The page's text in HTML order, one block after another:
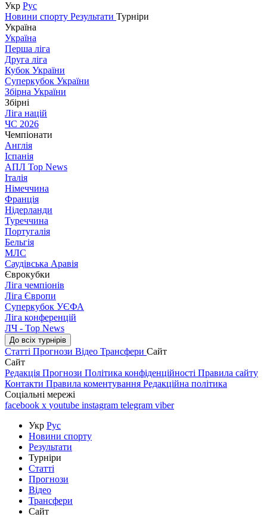
Укр Рус
Новини спорту Результати Турніри
Україна
Україна
Перша ліга
Друга ліга
Кубок України
Суперкубок України
Збірна України
Збірні
Ліга націй
ЧС 2026
Чемпіонати
Англія
Іспанія
АПЛ Top News
Італія
Німеччина
Франція
Нідерланди
Туреччина
Португалія
Бельгія
МЛС
Саудівська Аравія
Єврокубки
Ліга чемпіонів
Ліга Європи
Суперкубок УЄФА
Ліга конференцій
ЛЧ - Top News
До всіх турнірів
Статті Прогнози Відео Трансфери Сайт
Сайт
Редакція Прогнози Політика конфіденційності Правила сайту
Контакти Правила коментування Редакційна політика
Соціальні мережі
facebook x youtube instagram telegram viber
Укр Рус
Новини спорту
Результати
Турніри
Статті
Прогнози
Відео
Трансфери
Сайт